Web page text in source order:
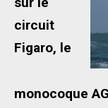
circuit
Figaro, le
monocoque